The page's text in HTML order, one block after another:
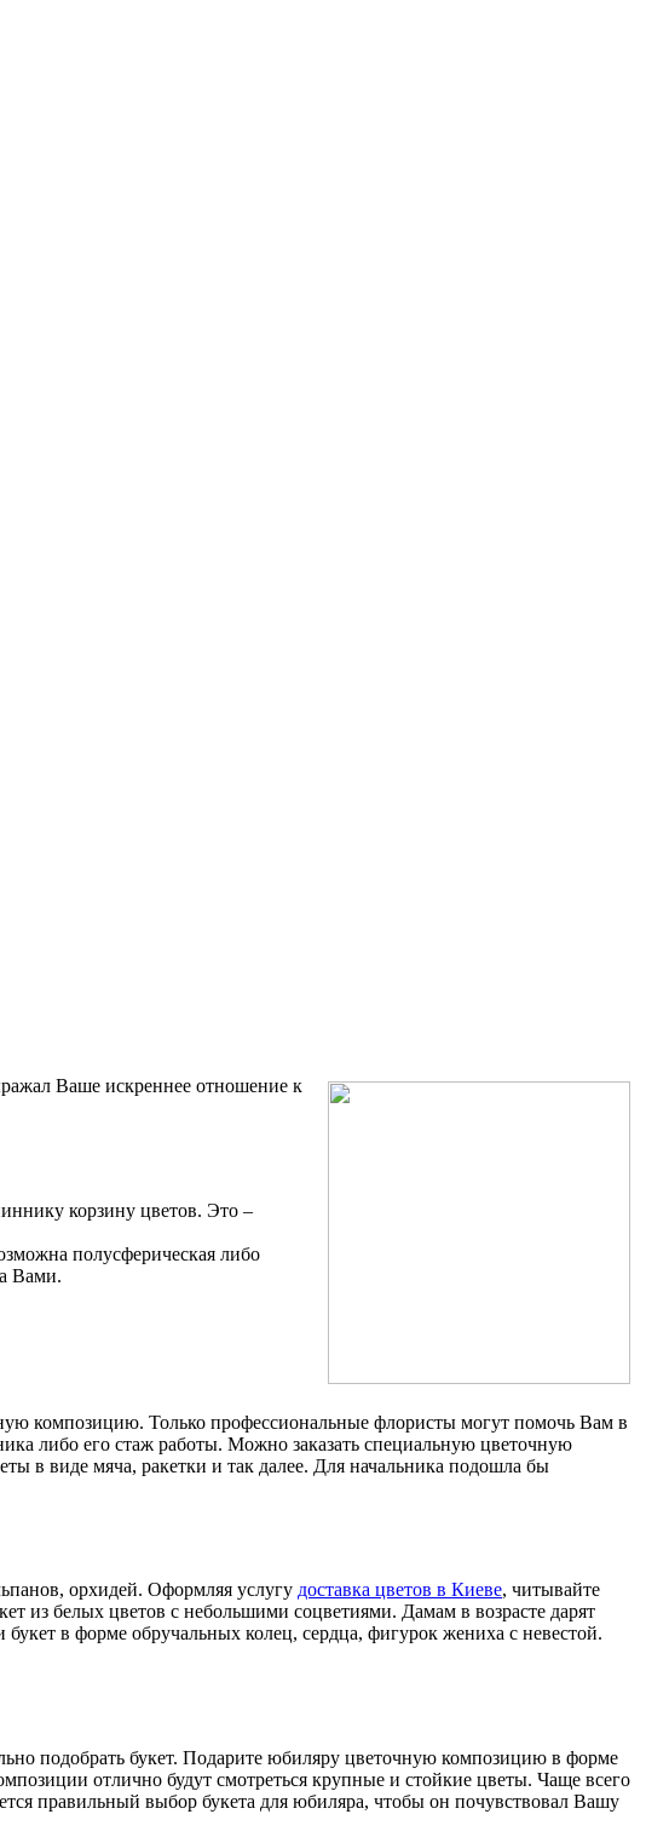
Ваше искреннее отношение к
корзину цветов. Это –
полусферическая либо
Вами.
композицию. Только профессиональные флористы могут помочь Вам в
либо его стаж работы. Можно заказать специальную цветочную
в виде мяча, ракетки и так далее. Для начальника подошла бы
орхидей. Оформляя услугу доставка цветов в Киеве, читывайте
из белых цветов с небольшими соцветиями. Дамам в возрасте дарят
в форме обручальных колец, сердца, фигурок жениха с невестой.
подобрать букет. Подарите юбиляру цветочную композицию в форме
отлично будут смотреться крупные и стойкие цветы. Чаще всего
правильный выбор букета для юбиляра, чтобы он почувствовал Вашу